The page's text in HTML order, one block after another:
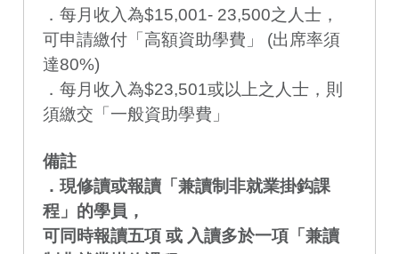
．每月收入為$15,001- 23,500之人士，
可申請繳付「高額資助學費」 (出席率須
達80%)
．每月收入為$23,501或以上之人士，則
須繳交「一般資助學費」
備註
．現修讀或報讀「兼讀制非就業掛鈎課
程」的學員，
可同時報讀五項 或 入讀多於一項「兼讀